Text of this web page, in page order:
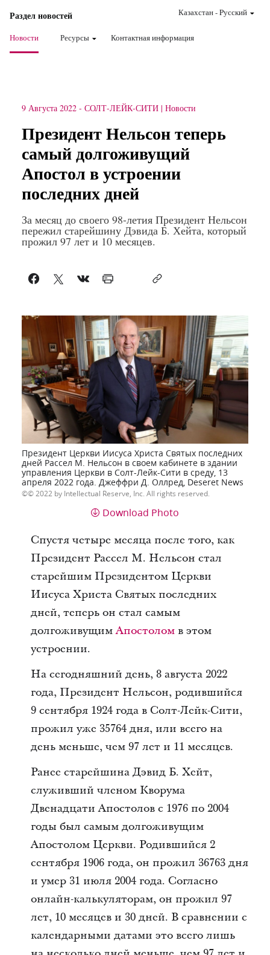
Раздел новостей
Новости Ресурсы Контактная информация
Казахстан-Pусский
9 Августа 2022 - СОЛТ-ЛЕЙК-СИТИ Новости
Президент Нельсон теперь
самый долгоживущий
Апостол в устроении
последних дней
За месяц до своего 98-летия Президент Нельсон
пережил старейшину Дэвида Б. Хейта, который
прожил 97 лет и 10 месяцев.
Президент Церкви Иисуса Христа Святых последних
дней Рассел М. Нельсон в своем кабинете в здании
управления Церкви в Солт-Лейк-Сити в среду, 13
апреля 2022 года. Джеффри Д. Оллред, Deseret News
© 2022 by Intellectual Reserve, Inc. All rights reserved.
Download Photo
Спустя четыре месяца после того, как
Президент Рассел М. Нельсон стал
старейшим Президентом Церкви
Иисуса Христа Святых последних
дней, теперь он стал самым
долгоживущимАпостоломв этом
устроении.
На сегодняшний день, 8 августа 2022
года, Президент Нельсон, родившийся
9 сентября 1924 года в Солт-Лейк-Сити,
прожил уже 35764 дня, или всего на
день меньше, чем 97 лет и 11 месяцев.
Ранее старейшина Дэвид Б. Хейт,
служивший членом Кворума
Двенадцати Апостолов с 1976 по 2004
годы был самым долгоживущим
Апостолом Церкви. Родившийся 2
сентября 1906 года, он прожил 36763 дня
и умер 31 июля 2004 года. Согласно
онлайн-калькуляторам, он прожил 97
лет, 10 месяцев и 30 дней. В сравнении с
календарными датами это всего лишь